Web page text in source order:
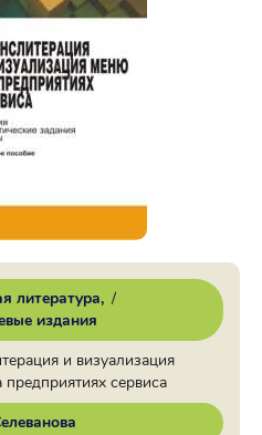
литература /
издания
и визуализация
сервиса